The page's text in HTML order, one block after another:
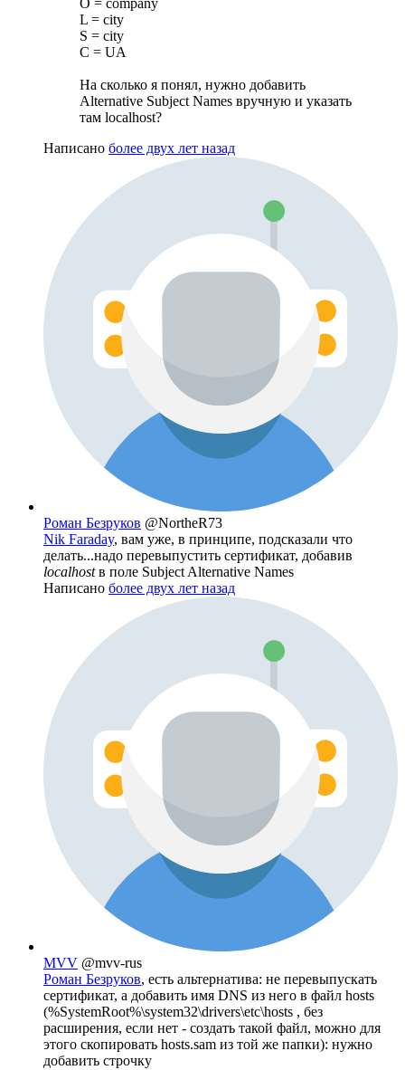
O = company
L = city
S = city
C = UA
На сколько я понял, нужно добавить
Alternative Subject Names вручную и указать
там localhost?
Написано более двух лет назад
Роман Безруков @NortheR73
Nik Faraday, вам уже, в принципе, подсказали что
делать...надо перевыпустить сертификат, добавив
localhostв поле Subject Alternative Names
Написано более двух лет назад
MVV @mvv-rus
Роман Безруков, есть альтернатива: не перевыпускать
сертификат, а добавить имя DNS из него в файл hosts
(%SystemRoot%\system32\drivers\etc\hosts , без
расширения, если нет - создать такой файл, можно для
этого скопировать hosts.sam из той же папки): нужно
добавить строчку